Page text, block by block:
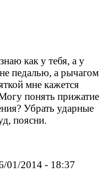
как у тебя, а у
педалью, а рычагом
мне кажется
понять прижатие
Убрать ударные
поясни.
01/2014 - 18:37